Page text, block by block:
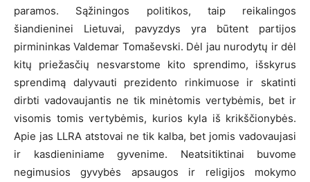
paramos. Sąžiningos politikos, taip reikalingos
šiandieninei Lietuvai, pavyzdys yra būtent partijos
pirmininkas Valdemar Tomaševski. Dėl jau nurodytų ir dėl
kitų priežasčių nesvarstome kito sprendimo, išskyrus
sprendimą dalyvauti prezidento rinkimuose ir skatinti
dirbti vadovaujantis ne tik minėtomis vertybėmis, bet ir
visomis tomis vertybėmis, kurios kyla iš krikščionybės.
Apie jas LLRA atstovai ne tik kalba, bet jomis vadovaujasi
ir kasdieniniame gyvenime. Neatsitiktinai buvome
negimusios gyvybės apsaugos ir religijos mokymo